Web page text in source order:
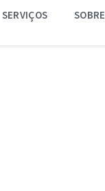
SERVIÇOS SOBRE